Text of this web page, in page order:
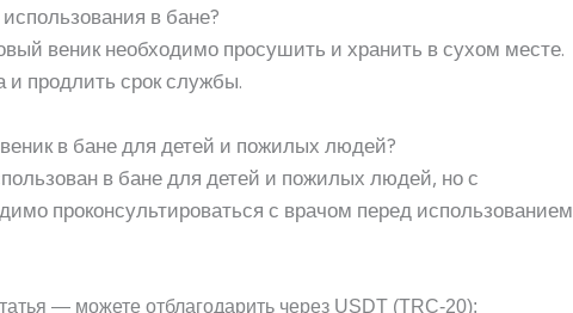
в бане?
веник необходимо просушить и хранить в сухом месте.
и продлить срок службы.
в бане для детей и пожилых людей?
в бане для детей и пожилых людей, но с
проконсультироваться с врачом перед использованием
— можете отблагодарить через USDT (TRC-20):